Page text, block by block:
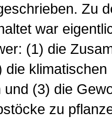
Zu
war
(1) die
die klimatischen
und (3) die
zu